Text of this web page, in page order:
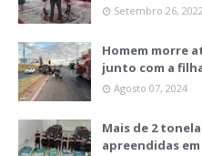
Setembro 26, 2022
Homem morre
junto com a
Agosto 07, 2024
Mais de 2
apreendidas